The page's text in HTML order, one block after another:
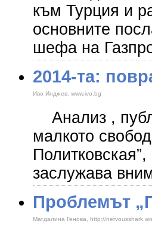
към Турция и
основните
шефа на
2014-та:
Иво Инджев, www.ivo.bg
Анализ ,
малкото
заслужава
Проблемът
Магдалина Генова, http://